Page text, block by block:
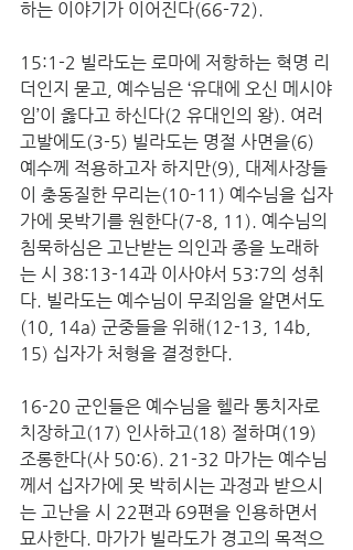
하는 이야기가 이어진다(66-72).
15:1-2 빌라도는 로마에 저항하는 혁명 리
더인지 묻고, 예수님은 ‘유대에 오신 메시야
임’이 옳다고 하신다(2 유대인의 왕). 여러
고발에도(3-5) 빌라도는 명절 사면을(6)
예수께 적용하고자 하지만(9), 대제사장들
이 충동질한 무리는(10-11) 예수님을 십자
가에 못박기를 원한다(7-8, 11). 예수님의
침묵하심은 고난받는 의인과 종을 노래하
는 시 38:13-14과 이사야서 53:7의 성취
다. 빌라도는 예수님이 무죄임을 알면서도
(10, 14a) 군중들을 위해(12-13, 14b,
15) 십자가 처형을 결정한다.
16-20 군인들은 예수님을 헬라 통치자로
치장하고(17) 인사하고(18) 절하며(19)
조롱한다(사 50:6). 21-32 마가는 예수님
께서 십자가에 못 박히시는 과정과 받으시
는 고난을 시 22편과 69편을 인용하면서
묘사한다. 마가가 빌라도가 경고의 목적으